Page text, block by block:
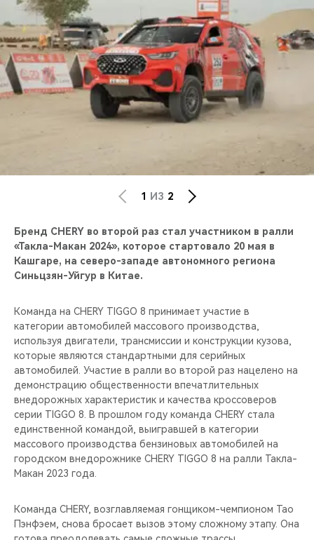
CHERY И СПОРТ
НАШИ МЕРОПРИЯТИЯ
1 ИЗ 2
Бренд CHERY во второй раз стал участником в ралли
«Такла-Макан 2024», которое стартовало 20 мая в
Кашгаре, на северо-западе автономного региона
Синьцзян-Уйгур в Китае.
Команда на CHERY TIGGO 8 принимает участие в
категории автомобилей массового производства,
используя двигатели, трансмиссии и конструкции кузова,
которые являются стандартными для серийных
автомобилей. Участие в ралли во второй раз нацелено на
демонстрацию общественности впечатлительных
внедорожных характеристик и качества кроссоверов
серии TIGGO 8. В прошлом году команда CHERY стала
единственной командой, выигравшей в категории
массового производства бензиновых автомобилей на
городском внедорожнике CHERY TIGGO 8 на ралли Такла-
Макан 2023 года.
Команда CHERY, возглавляемая гонщиком-чемпионом Тао
Пэнфэем, снова бросает вызов этому сложному этапу. Она